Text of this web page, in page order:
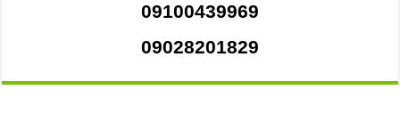
09100439969
09028201829